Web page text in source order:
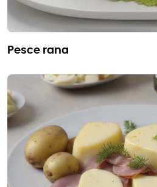
pesce rana